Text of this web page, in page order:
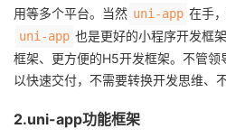
我
的
我
者
学
支
持
用等多个平台。当然 uni-app 在手
uni-app 也是更好的小程序开发框
框架、更方便的H5开发框架。不管
以快速交付，不需要转换开发思维、
2.uni-app功能框架